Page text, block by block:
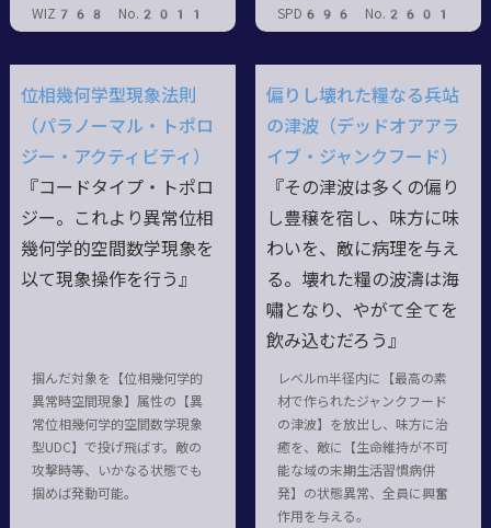
WIZ768 No.2011
SPD696 No.2601
位相幾何学型現象法則
（パラノーマル・トポロ
ジー・アクティビティ）
『コードタイプ・トポロ
ジー。これより異常位相
幾何学的空間数学現象を
以て現象操作を行う』
掴んだ対象を【位相幾何学的
異常時空間現象】属性の【異
常位相幾何学的空間数学現象
型UDC】で投げ飛ばす。敵の
攻撃時等、いかなる状態でも
掴めば発動可能。
偏りし壊れた糧なる兵站
の津波（デッドオアアラ
イブ・ジャンクフード）
『その津波は多くの偏り
し豊穣を宿し、味方に味
わいを、敵に病理を与え
る。壊れた糧の波濤は海
嘯となり、やがて全てを
飲み込むだろう』
レベルm半径内に【最高の素
材で作られたジャンクフード
の津波】を放出し、味方に治
癒を、敵に【生命維持が不可
能な域の末期生活習慣病併
発】の状態異常、全員に興奮
作用を与える。